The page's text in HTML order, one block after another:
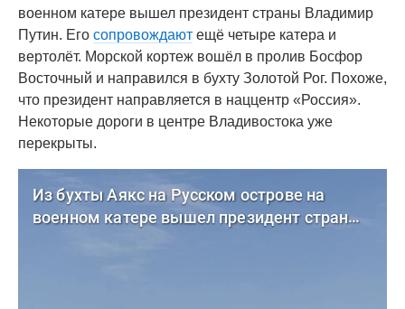
военном катере вышел президент страны Владимир
Путин. Его сопровождают ещё четыре катера и
вертолёт. Морской кортеж вошёл в пролив Босфор
Восточный и направился в бухту Золотой Рог. Похоже,
что президент направляется в наццентр «Россия».
Некоторые дороги в центре Владивостока уже
перекрыты.